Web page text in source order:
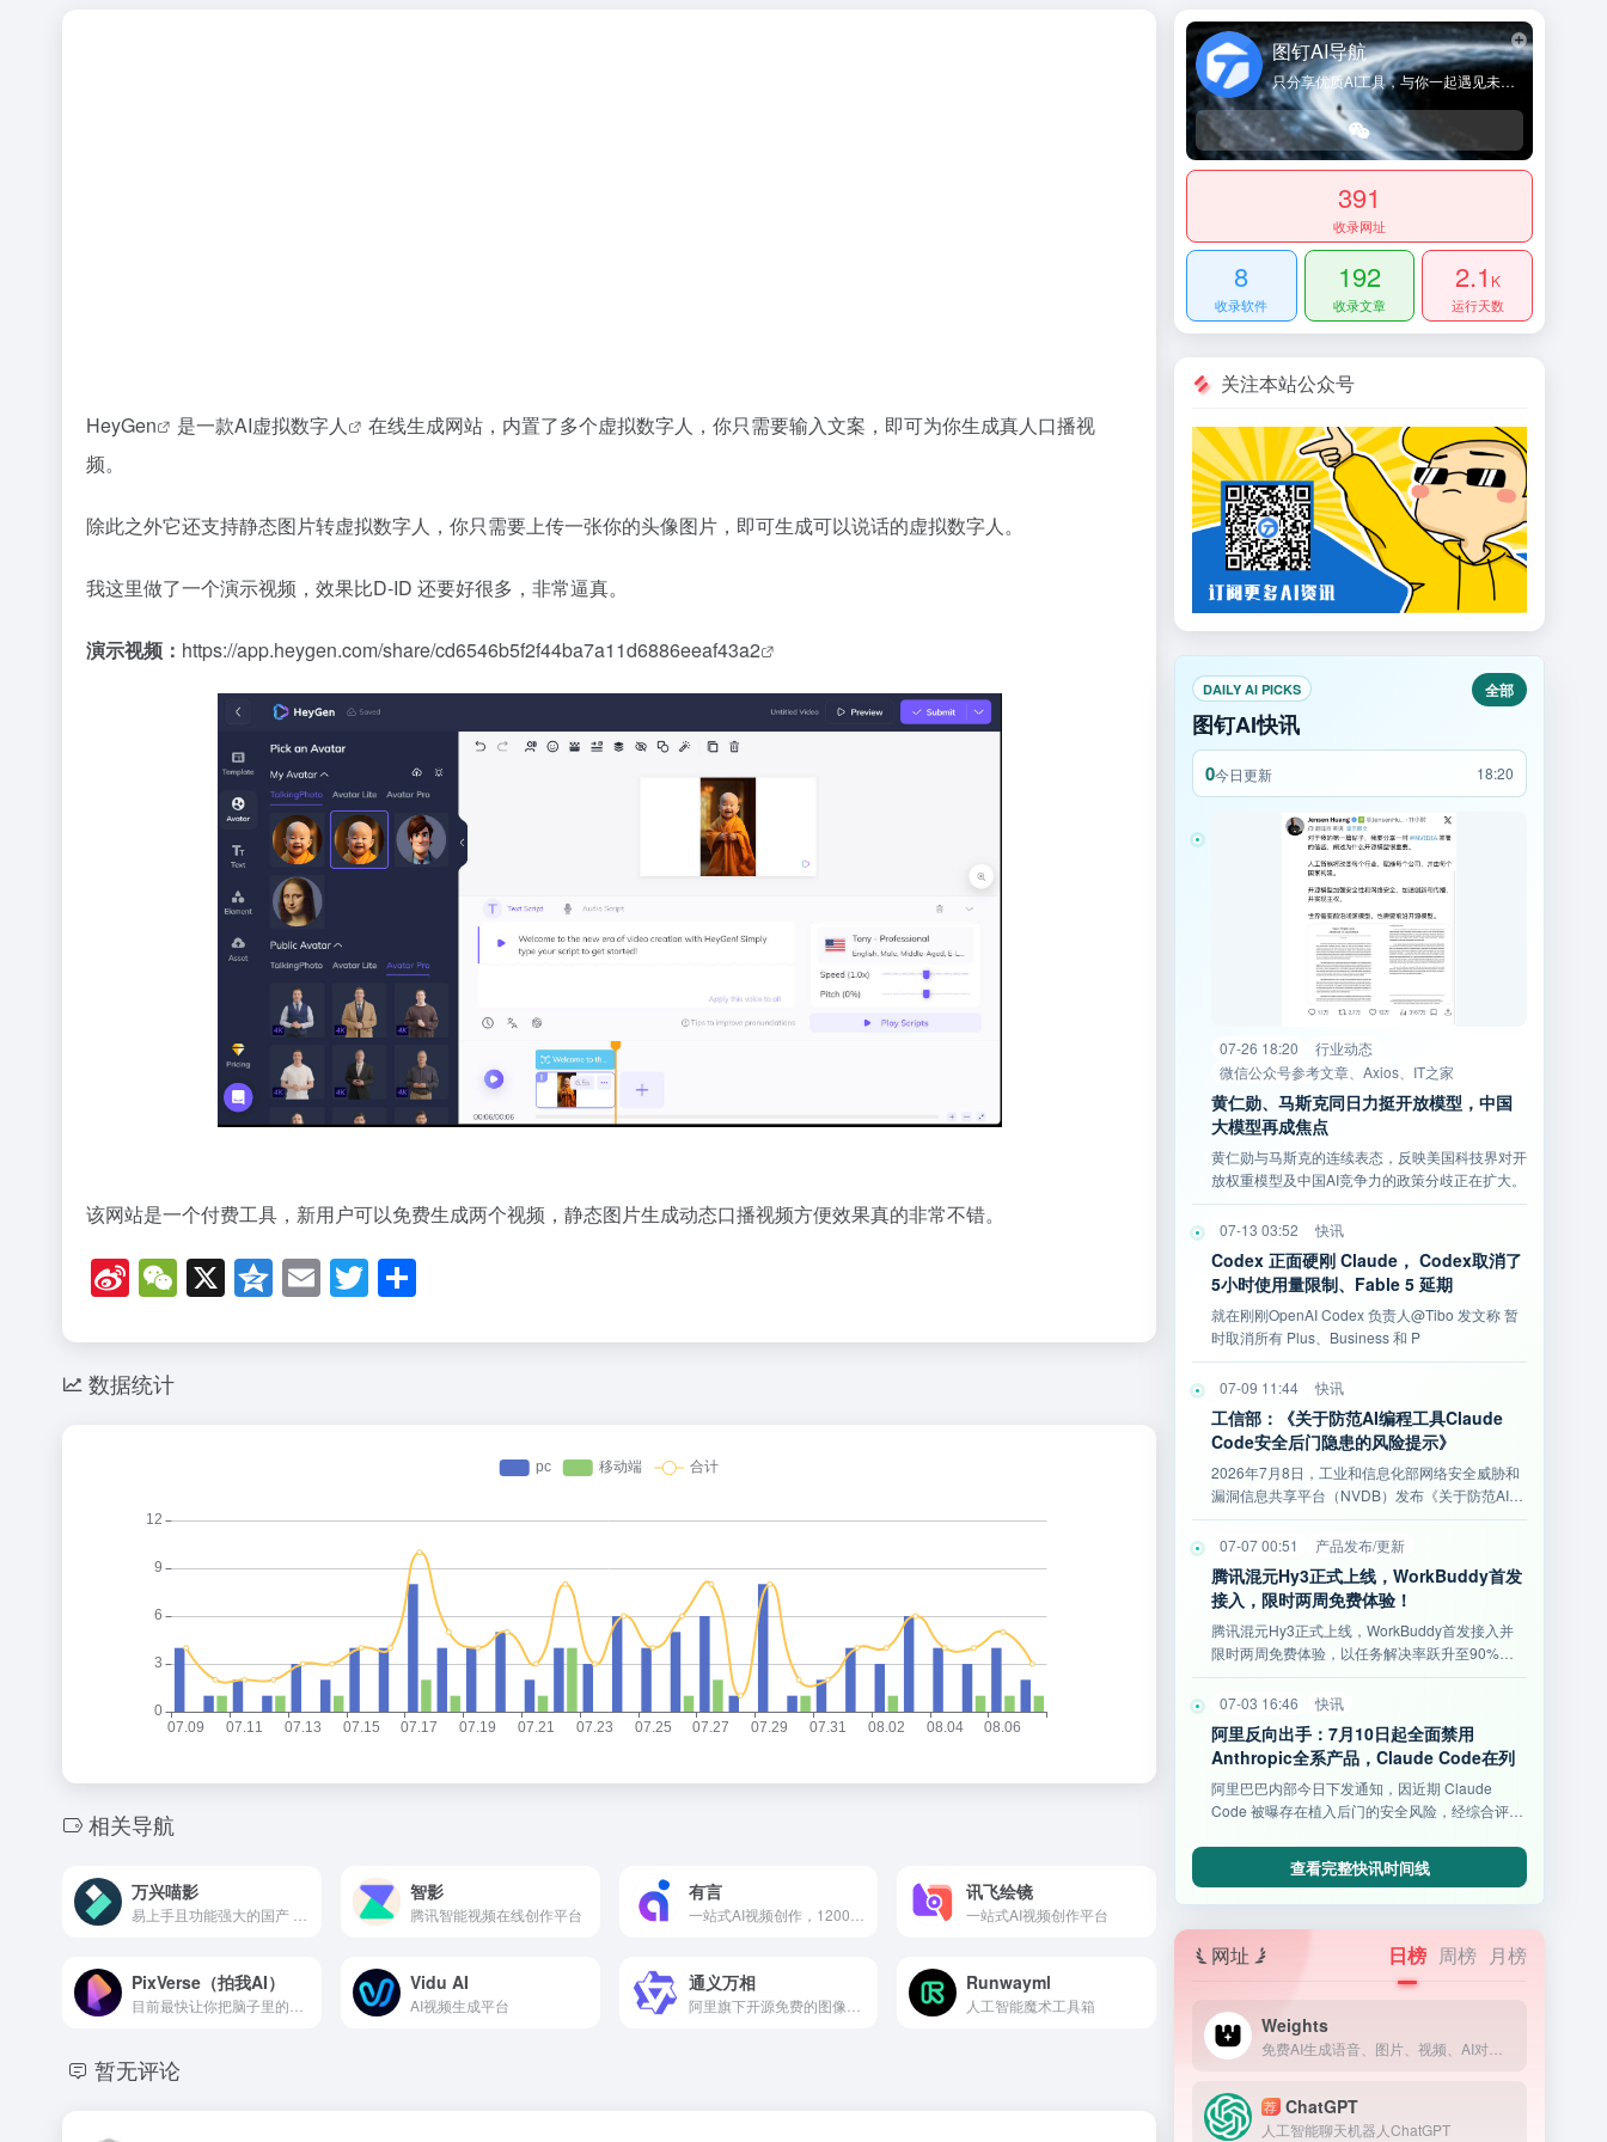
HeyGen 是一款AI虚拟数字人
在线生成网站，内置了多个虚拟数字人，你只需要输入文案，即可为你生成真人口播视
频。
除此之外它还支持静态图片转虚拟数字人，你只需要上传一张你的头像图片，即可生成可以说话的虚拟数字人。
我这里做了一个演示视频，效果比D-ID 还要好很多，非常逼真。
演示视频： https://app.heygen.com/share/cd6546b5f2f44ba7a11d6886eeaf43a2
该网站是一个付费工具，新用户可以免费生成两个视频，静态图片生成动态口播视频方便效果真的非常不错。
Si
n
a
W
o
W
e
C
X Q
z
o
E
m
ail
T
wi
tt
数据统计
相关导航
万兴喵影 智影
腾讯智能视频在线创作平台
有言 讯飞绘镜
一站式AI视频创作平台
PixVerse（拍我AI） Vidu AI
AI视频生成平台
通义万相 Runwayml
人工智能魔术工具箱
暂无评论
图钉AI导航
只分享优质AI工具，与你一起遇见未来！
391
收录网址
8
收录软件
192
收录文章
2.1 K
运行天数
关注本站公众号
DAILY AI PICKS
图钉AI快讯
全部
0今日更新 18:20
07-26 18:20
行业动态
微信公众号参考文章、Axios、IT之家
黄仁勋、马斯克同日力挺开放模型，中国
大模型再成焦点
黄仁勋与马斯克的连续表态，反映美国科技界对开
放权重模型及中国AI竞争力的政策分歧正在扩大。
07-13 03:52 快讯
Codex 正面硬刚 Claude， Codex取消了
5小时使用量限制、Fable 5 延期
就在刚刚OpenAI Codex 负责人@Tibo 发文称 暂
时取消所有 Plus、Business 和 P
07-09 11:44 快讯
工信部：《关于防范AI编程工具Claude
Code安全后门隐患的风险提示》
2026年7月8日，工业和信息化部网络安全威胁和
漏洞信息共享平台（NVDB）发布《关于防范AI编
程工具Cla
07-07 00:51
产品发布/更新
腾讯混元Hy3正式上线，WorkBuddy首发
接入，限时两周免费体验！
腾讯混元Hy3正式上线，WorkBuddy首发接入并
限时两周免费体验，以任务解决率跃升至90%、
耗时缩短34%及高性价比开源等亮点，重塑AI办公
新标杆。
07-03 16:46 快讯
阿里反向出手：7月10日起全面禁用
Anthropic全系产品，Claude Code在列
阿里巴巴内部今日下发通知，因近期 Claude
Code 被曝存在植入后门的安全风险，经综合评估
查看完整快讯时间线
网址 日榜 周榜 月榜
Weights
荐 ChatGPT
人工智能聊天机器人ChatGPT